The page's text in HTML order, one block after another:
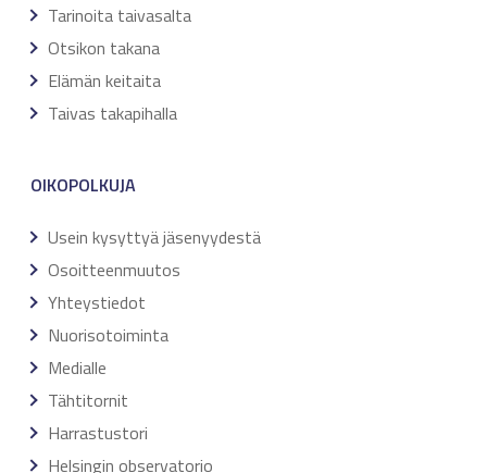
Tarinoita taivasalta
Otsikon takana
Elämän keitaita
Taivas takapihalla
OIKOPOLKUJA
Usein kysyttyä jäsenyydestä
Osoitteenmuutos
Yhteystiedot
Nuorisotoiminta
Medialle
Tähtitornit
Harrastustori
Helsingin observatorio